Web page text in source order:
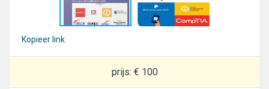
Kopieer link
prijs: € 100